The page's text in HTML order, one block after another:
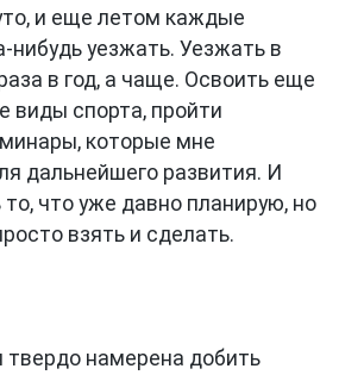
и еще летом каждые
нибудь уезжать. Уезжать в
в год, а чаще. Освоить еще
виды спорта, пройти
которые мне
дальнейшего развития. И
то, что уже давно планирую, но
взять и сделать.
твердо намерена добить